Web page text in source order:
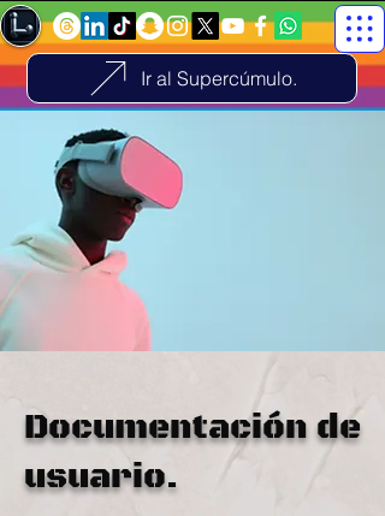
Ir al Supercúmulo.
Documentación de
usuario.